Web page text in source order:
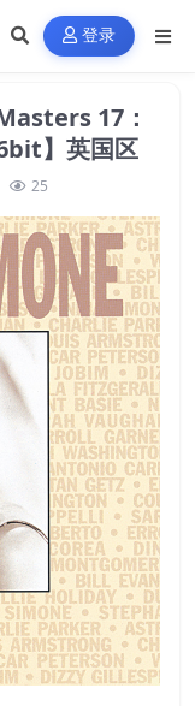
登录
17：
】英国区
25